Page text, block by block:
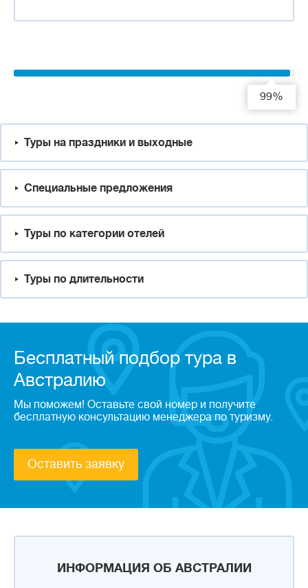
ИНФОРМАЦИЯ ОБ АВСТРАЛИИ
99%
Туры на праздники и выходные
Специальные предложения
Туры по категории отелей
Туры по длительности
Бесплатный подбор тура в
Австралию
Мы поможем! Оставьте свой номер и получите
бесплатную консультацию менеджера по туризму.
Оставить заявку